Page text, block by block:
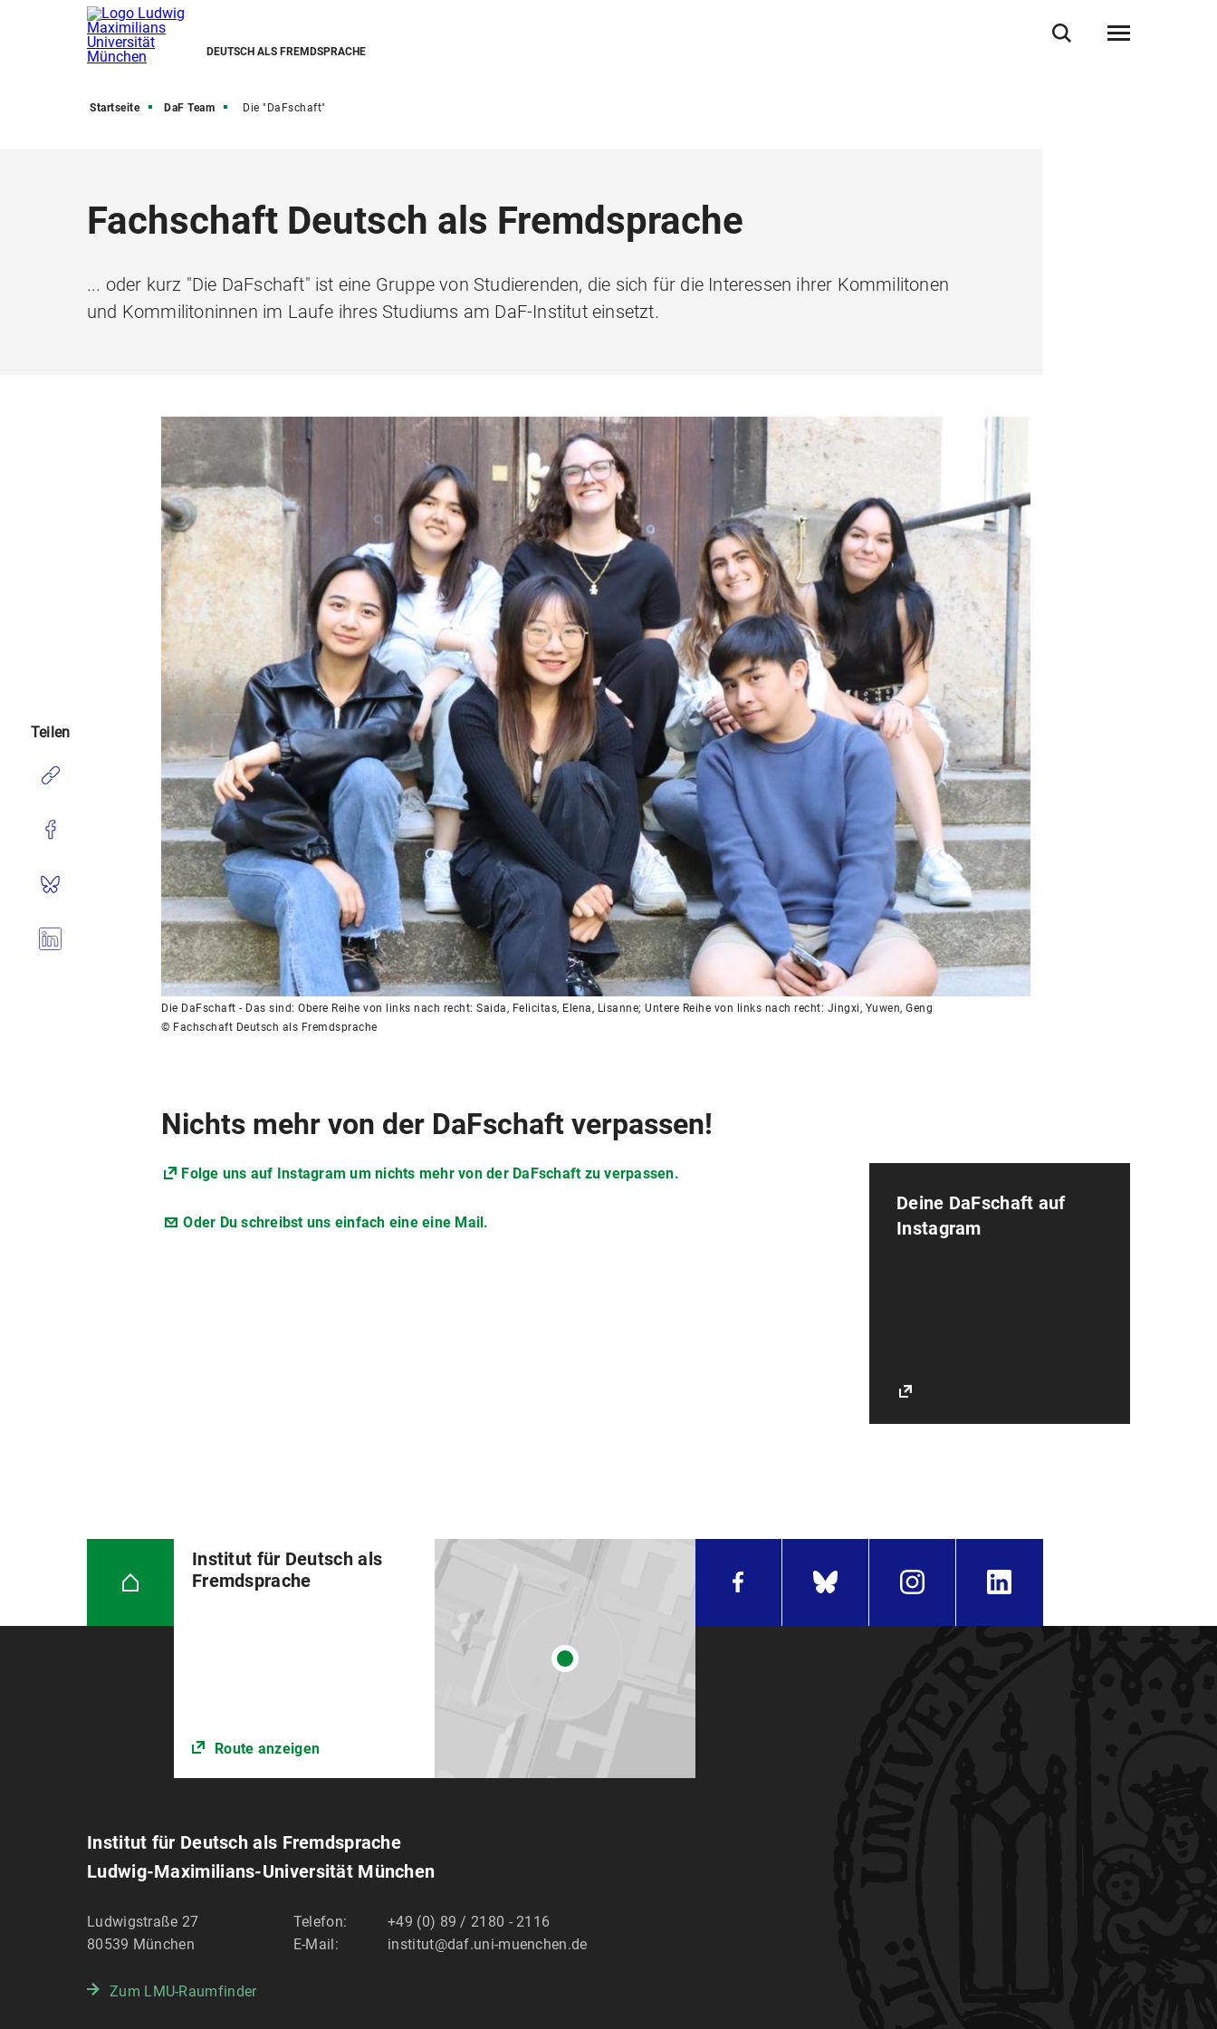
DEUTSCH ALS FREMDSPRACHE
Startseite DaF Team Die "DaFschaft"
Fachschaft Deutsch als Fremdsprache
... oder kurz "Die DaFschaft" ist eine Gruppe von Studierenden, die sich für die Interessen ihrer Kommilitonen
und Kommilitoninnen im Laufe ihres Studiums am DaF-Institut einsetzt.
Die DaFschaft - Das sind: Obere Reihe von links nach recht: Saida, Felicitas, Elena, Lisanne; Untere Reihe von links nach recht: Jingxi, Yuwen, Geng
© Fachschaft Deutsch als Fremdsprache
Nichts mehr von der DaFschaft verpassen!
Deine DaFschaft auf
Instagram
Folge uns auf Instagram um nichts mehr von der DaFschaft zu verpassen.
Oder Du schreibst uns einfach eine eine Mail.
Teilen
Institut für Deutsch als
Fremdsprache
Route anzeigen
Institut für Deutsch als Fremdsprache
Ludwig-Maximilians-Universität München
Ludwigstraße 27
80539 München
Telefon:
+49 (0) 89 / 2180 - 2116
E-Mail:
institut@daf.uni-muenchen.de
Zum LMU-Raumfinder